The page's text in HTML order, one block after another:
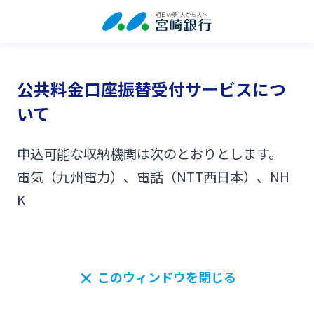
公共料金口座振替受付サービスにつ
いて
申込可能な収納機関は次のとおりとします。
電気（九州電力）、電話（NTT西日本）、NH
K